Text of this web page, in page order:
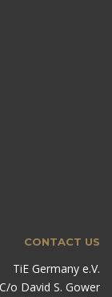
CONTACT US
TiE Germany e.V.
C/o David S. Gower